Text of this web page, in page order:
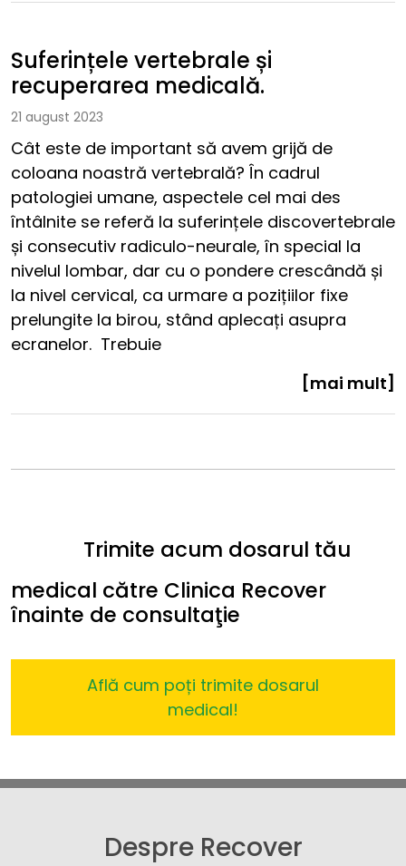
Suferințele vertebrale și
recuperarea medicală.
21 august 2023
Cât este de important să avem grijă de
coloana noastră vertebrală? În cadrul
patologiei umane, aspectele cel mai des
întâlnite se referă la suferințele discovertebrale
și consecutiv radiculo-neurale, în special la
nivelul lombar, dar cu o pondere crescândă și
la nivel cervical, ca urmare a pozițiilor fixe
prelungite la birou, stând aplecați asupra
ecranelor. Trebuie
[mai mult]
Trimite acum dosarul tău
medical către Clinica Recover
înainte de consultaţie
Află cum poți trimite dosarul
medical!
Despre Recover